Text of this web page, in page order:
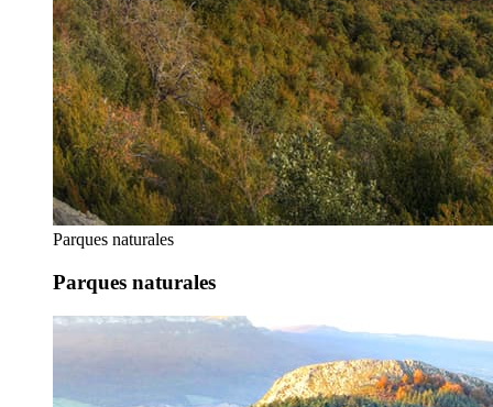
Parques naturales
Parques naturales